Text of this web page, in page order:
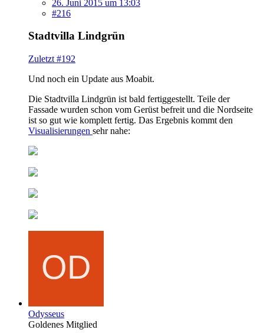
26. Juni 2015 um 13:03
#216
Stadtvilla Lindgrün
Zuletzt #192
Und noch ein Update aus Moabit.
Die Stadtvilla Lindgrün ist bald fertiggestellt. Teile der
Fassade wurden schon vom Gerüst befreit und die Nordseite
ist so gut wie komplett fertig. Das Ergebnis kommt den
Visualisierungen sehr nahe:
Odysseus
Goldenes Mitglied